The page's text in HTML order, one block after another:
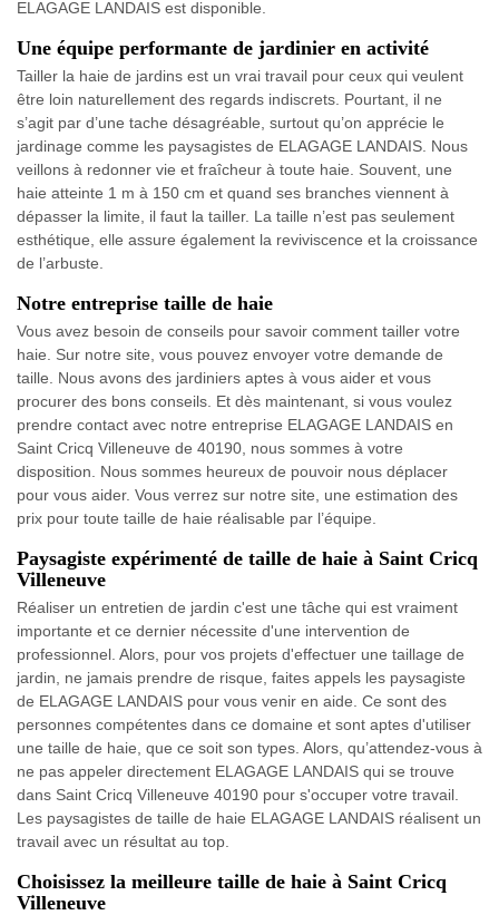
ELAGAGE LANDAIS est disponible.
Une équipe performante de jardinier en activité
Tailler la haie de jardins est un vrai travail pour ceux qui veulent
être loin naturellement des regards indiscrets. Pourtant, il ne
s’agit par d’une tache désagréable, surtout qu’on apprécie le
jardinage comme les paysagistes de ELAGAGE LANDAIS. Nous
veillons à redonner vie et fraîcheur à toute haie. Souvent, une
haie atteinte 1 m à 150 cm et quand ses branches viennent à
dépasser la limite, il faut la tailler. La taille n’est pas seulement
esthétique, elle assure également la reviviscence et la croissance
de l’arbuste.
Notre entreprise taille de haie
Vous avez besoin de conseils pour savoir comment tailler votre
haie. Sur notre site, vous pouvez envoyer votre demande de
taille. Nous avons des jardiniers aptes à vous aider et vous
procurer des bons conseils. Et dès maintenant, si vous voulez
prendre contact avec notre entreprise ELAGAGE LANDAIS en
Saint Cricq Villeneuve de 40190, nous sommes à votre
disposition. Nous sommes heureux de pouvoir nous déplacer
pour vous aider. Vous verrez sur notre site, une estimation des
prix pour toute taille de haie réalisable par l’équipe.
Paysagiste expérimenté de taille de haie à Saint Cricq
Villeneuve
Réaliser un entretien de jardin c'est une tâche qui est vraiment
importante et ce dernier nécessite d'une intervention de
professionnel. Alors, pour vos projets d'effectuer une taillage de
jardin, ne jamais prendre de risque, faites appels les paysagiste
de ELAGAGE LANDAIS pour vous venir en aide. Ce sont des
personnes compétentes dans ce domaine et sont aptes d'utiliser
une taille de haie, que ce soit son types. Alors, qu’attendez-vous à
ne pas appeler directement ELAGAGE LANDAIS qui se trouve
dans Saint Cricq Villeneuve 40190 pour s'occuper votre travail.
Les paysagistes de taille de haie ELAGAGE LANDAIS réalisent un
travail avec un résultat au top.
Choisissez la meilleure taille de haie à Saint Cricq
Villeneuve